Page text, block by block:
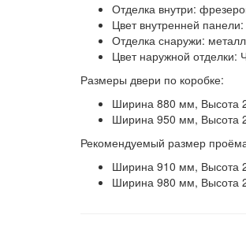
Отделка внутри:
Цвет внутренней панели:
Отделка снаружи:
Цвет наружной отделки:
Размеры двери по коробке:
Ширина 880 мм, Высота
Ширина 950 мм, Высота
Рекомендуемый размер
Ширина 910 мм, Высота
Ширина 980 мм, Высота